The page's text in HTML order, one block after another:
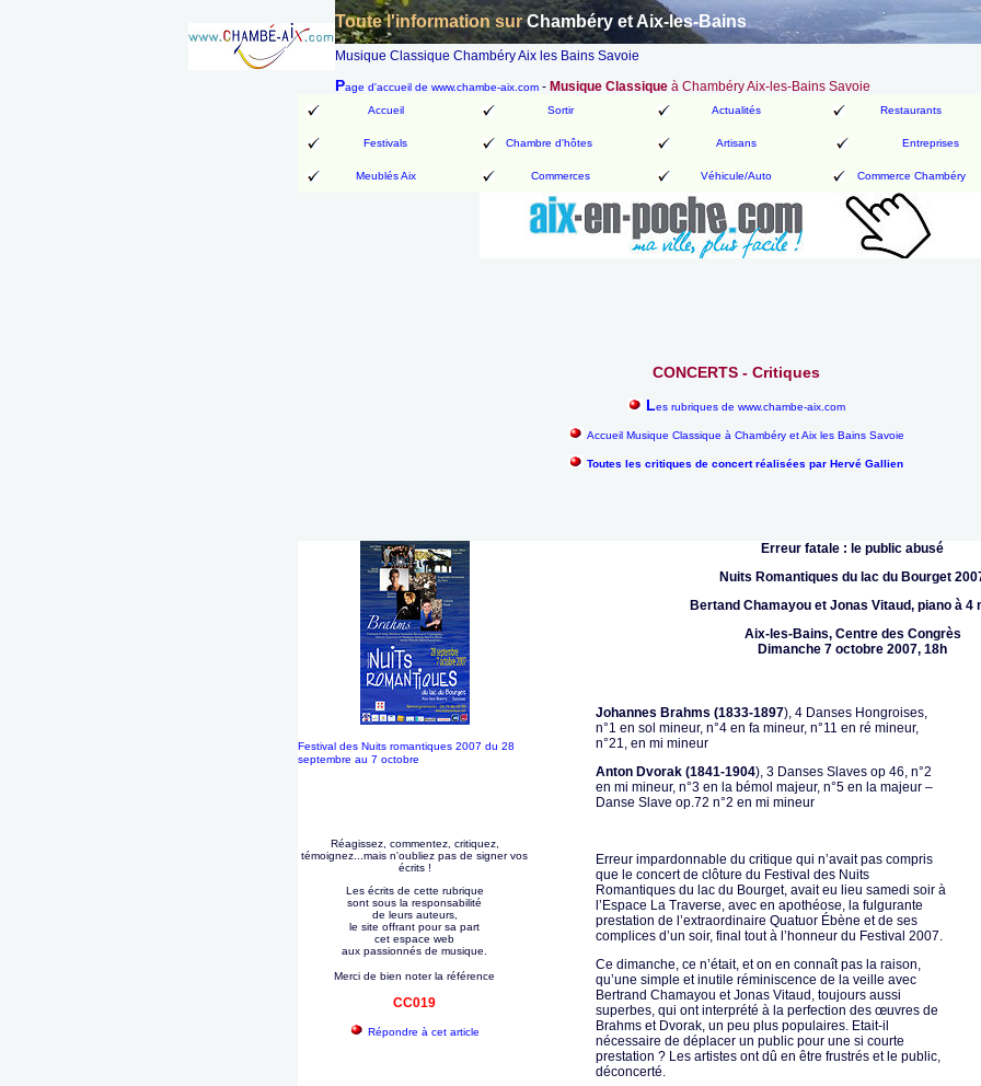
Toute l'information surChambéry et Aix-les-Bains
Musique Classique Chambéry Aix les Bains Savoie
Page d'accueil de www.chambe-aix.com - Musique Classique à Chambéry Aix-les-Bains Savoie
Accueil Sortir Actualités Restaurants
Festivals Chambre d'hôtes Artisans Entreprises
Meublés Aix Commerces Véhicule/Auto Commerce Chambéry
CONCERTS - Critiques
Les rubriques de www.chambe-aix.com
Accueil Musique Classique à Chambéry et Aix les Bains Savoie
Toutes les critiques de concert réalisées par Hervé Gallien
Festival des Nuits romantiques 2007 du 28
septembre au 7 octobre
Réagissez, commentez, critiquez,
témoignez...mais n'oubliez pas de signer vos
écrits !
Les écrits de cette rubrique
sont sous la responsabilité
de leurs auteurs,
le site offrant pour sa part
cet espace web
aux passionnés de musique.
Merci de bien noter la référence
CC019
Répondre à cet article
Erreur fatale : le public abusé
Nuits Romantiques du lac du Bourget
Bertand Chamayou et Jonas Vitaud, piano à 4
Aix-les-Bains, Centre des Congrès
Dimanche 7 octobre 2007, 18h
Johannes Brahms (1833-1897), 4 Danses Hongroises,
n°1 en sol mineur, n°4 en fa mineur, n°11 en ré mineur,
n°21, en mi mineur
Anton Dvorak (1841-1904), 3 Danses Slaves op 46, n°2
en mi mineur, n°3 en la bémol majeur, n°5 en la majeur –
Danse Slave op.72 n°2 en mi mineur
Erreur impardonnable du critique qui n’avait pas compris
que le concert de clôture du Festival des Nuits
Romantiques du lac du Bourget, avait eu lieu samedi soir à
l’Espace La Traverse, avec en apothéose, la fulgurante
prestation de l’extraordinaire Quatuor Ébène et de ses
complices d’un soir, final tout à l’honneur du Festival 2007.
Ce dimanche, ce n’était, et on en connaît pas la raison,
qu’une simple et inutile réminiscence de la veille avec
Bertrand Chamayou et Jonas Vitaud, toujours aussi
superbes, qui ont interprété à la perfection des œuvres de
Brahms et Dvorak, un peu plus populaires. Etait-il
nécessaire de déplacer un public pour une si courte
prestation ? Les artistes ont dû en être frustrés et le public,
déconcerté.